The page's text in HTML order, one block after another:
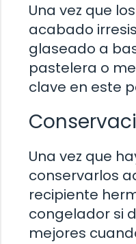
Una vez que
acabado
glaseado a
pastelera o
clave en este
Una vez que
conservarlos
recipiente
congelador si
mejores